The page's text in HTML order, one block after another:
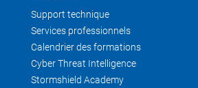
Support technique
Services professionnels
Calendrier des formations
Cyber Threat Intelligence
Stormshield Academy